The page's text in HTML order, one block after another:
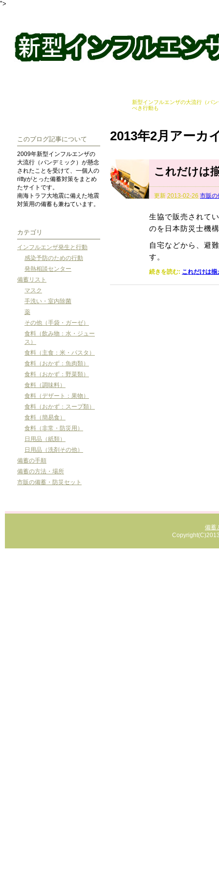
">
新型インフルエンザの大流行（パ
べき行動も
2013年2月アーカ
これだけは
更新 2013-02-26 市販の
生協で販売されて
のを日本防災士機
自宅などから、避
す。
続きを読む: これだけは
このブログ記事について
2009年新型インフルエンザの
大流行（パンデミック）が懸念
されたことを受けて、一個人の
rittyがとった備蓄対策をまとめ
たサイトです。
南海トラフ大地震に備えた地震
対策用の備蓄も兼ねています。
カテゴリ
インフルエンザ発生と行動
感染予防のための行動
発熱相談センター
備蓄リスト
マスク
手洗い・室内除菌
薬
その他（手袋・ガーゼ）
食料（飲み物：水・ジュー
ス）
食料（主食：米・パスタ）
食料（おかず：魚肉類）
食料（おかず：野菜類）
食料（調味料）
食料（デザート：果物）
食料（おかず：スープ類）
食料（簡易食）
食料（非常・防災用）
日用品（紙類）
日用品（洗剤その他）
備蓄の手順
備蓄の方法・場所
市販の備蓄・防災セット
備蓄